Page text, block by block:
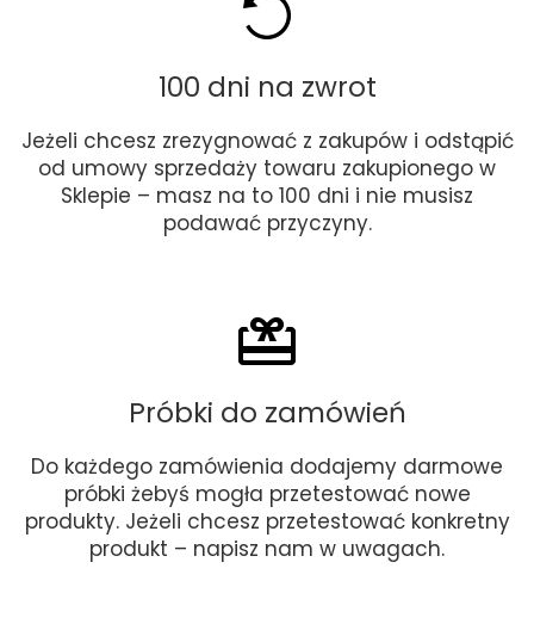
100 dni na zwrot
Jeżeli chcesz zrezygnować z zakupów i odstąpić
od umowy sprzedaży towaru zakupionego w
Sklepie – masz na to 100 dni i nie musisz
podawać przyczyny.
Próbki do zamówień
Do każdego zamówienia dodajemy darmowe
próbki żebyś mogła przetestować nowe
produkty. Jeżeli chcesz przetestować konkretny
produkt – napisz nam w uwagach.